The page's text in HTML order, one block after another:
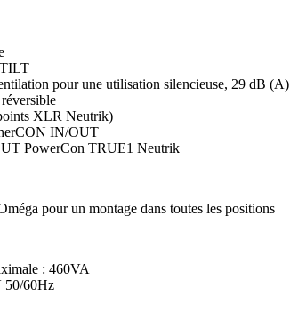
pour une utilisation silencieuse, 29 dB (A)
XLR Neutrik)
IN/OUT
PowerCon TRUE1 Neutrik
pour un montage dans toutes les positions
: 460VA
50/60Hz